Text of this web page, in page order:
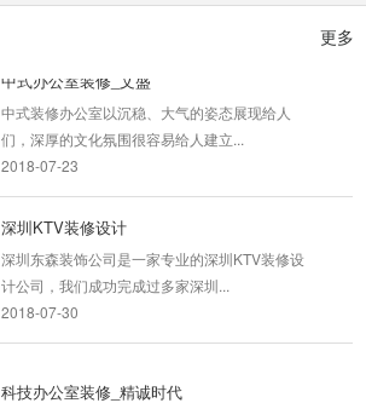
更多
2018-06-21
中式装修办公室以沉稳、大气的姿态展现给人
们，深厚的文化氛围很容易给人建立...
2018-07-23
深圳KTV装修设计
深圳东森装饰公司是一家专业的深圳KTV装修设
计公司，我们成功完成过多家深圳...
2018-07-30
科技办公室装修_精诚时代